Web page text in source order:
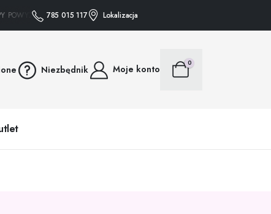
75 ZŁ WYSYŁAMY GRATIS • • • ZAKUPY POWYŻEJ 75 ZŁ
785 015 117 Lokalizacja
Niezbędnik Moje konto
0